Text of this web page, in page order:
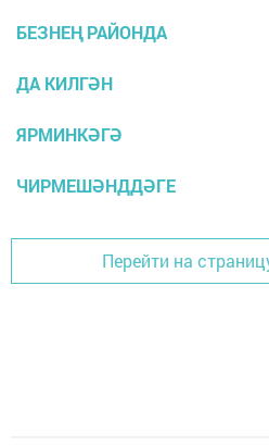
БЕЗНЕҢ РАЙОНДА
ДА КИЛГӘН
ЯРМИНКӘГӘ
ЧИРМЕШӘНДДӘГЕ
Перейти на